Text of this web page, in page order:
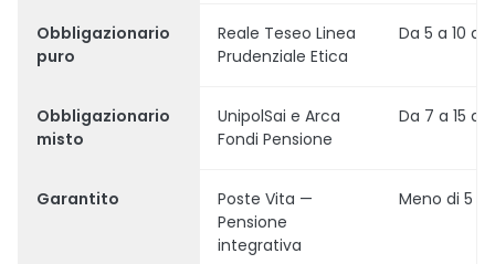
Obbligazionario
puro
Reale Teseo Linea
Prudenziale Etica
Da 5 a 10
Obbligazionario
misto
UnipolSai e Arca
Fondi Pensione
Da 7 a 15
Garantito
Poste Vita —
Pensione
integrativa
Meno di 5